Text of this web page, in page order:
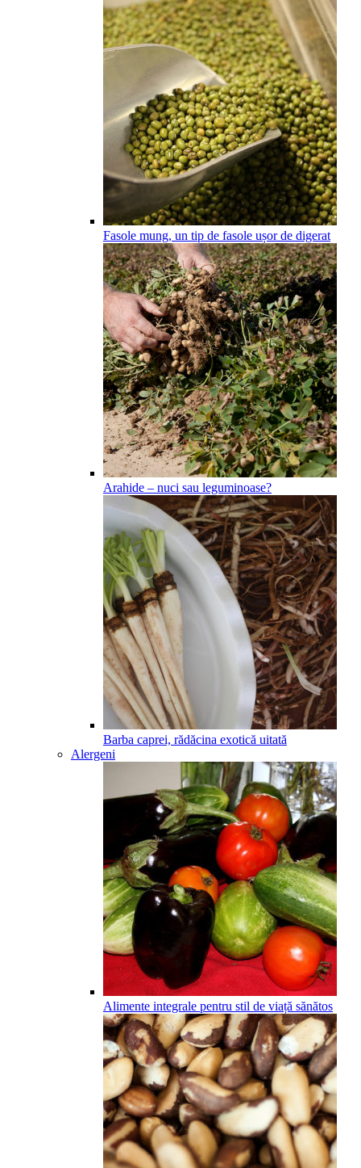
Fasole mung, un tip de fasole ușor de digerat
Arahide – nuci sau leguminoase?
Barba caprei, rădăcina exotică uitată
Alergeni
Alimente integrale pentru stil de viață sănătos